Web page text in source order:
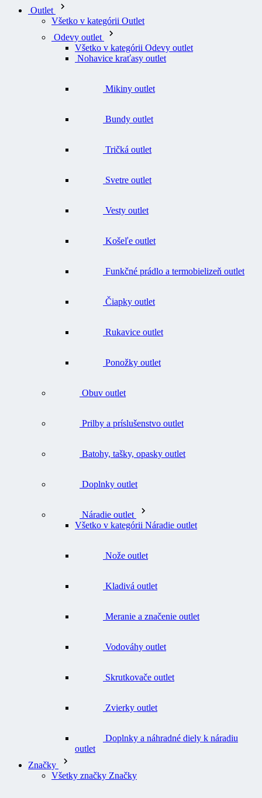
Outlet
Všetko v kategórii Outlet
Odevy outlet
Všetko v kategórii Odevy outlet
Nohavice kraťasy outlet
Mikiny outlet
Bundy outlet
Tričká outlet
Svetre outlet
Vesty outlet
Košeľe outlet
Funkčné prádlo a termobielizeň outlet
Čiapky outlet
Rukavice outlet
Ponožky outlet
Obuv outlet
Prilby a príslušenstvo outlet
Batohy, tašky, opasky outlet
Doplnky outlet
Náradie outlet
Všetko v kategórii Náradie outlet
Nože outlet
Kladivá outlet
Meranie a značenie outlet
Vodováhy outlet
Skrutkovače outlet
Zvierky outlet
Doplnky a náhradné diely k náradiu
outlet
Značky
Všetky značky Značky